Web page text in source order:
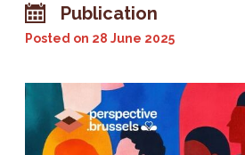
Publication
Posted on 28 June 2025